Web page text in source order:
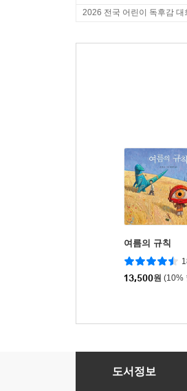
2026 전국 어린이 독후감 대
여름의 규칙
13,500원 (10%
도서정보